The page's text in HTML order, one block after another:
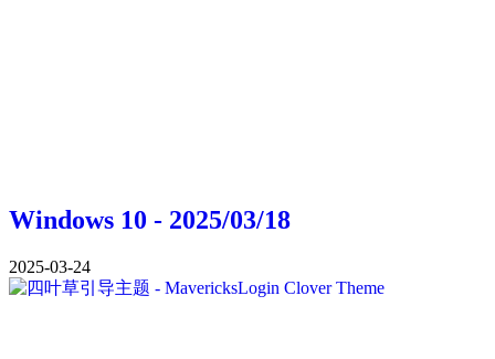
Windows 10 - 2025/03/18
2025-03-24